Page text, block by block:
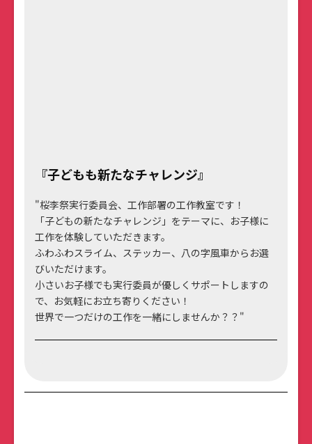
『子どもも新たなチャレンジ』
"桜李祭実行委員会、工作部署の工作教室です！
「子どもの新たなチャレンジ」をテーマに、お子様に
工作を体験していただきます。
ふわふわスライム、ステッカー、八の字風車からお選
びいただけます。
小さいお子様でも実行委員が優しくサポートしますの
で、お気軽にお立ち寄りください！
世界で一つだけの工作を一緒にしませんか？？"